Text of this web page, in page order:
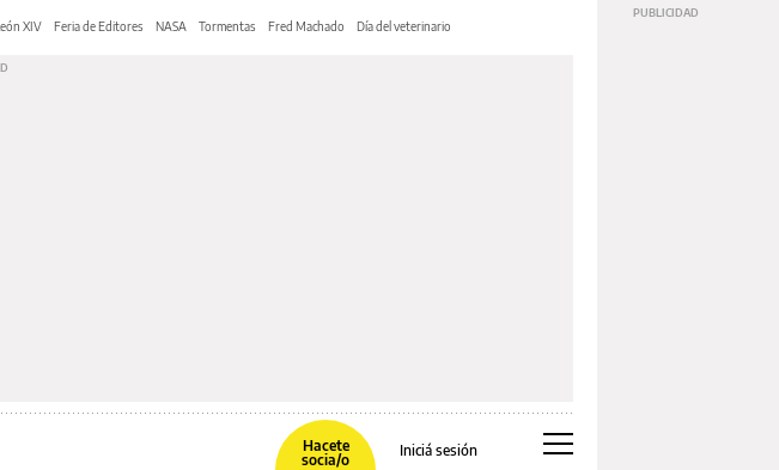
XIV Feria de Editores NASA Tormentas Fred Machado Día del veterinario
Hacete
socia/o
Iniciá sesión